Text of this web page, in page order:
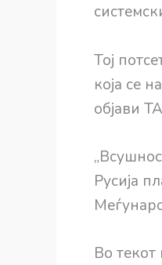
Тој
која се
објави
Русија
Во